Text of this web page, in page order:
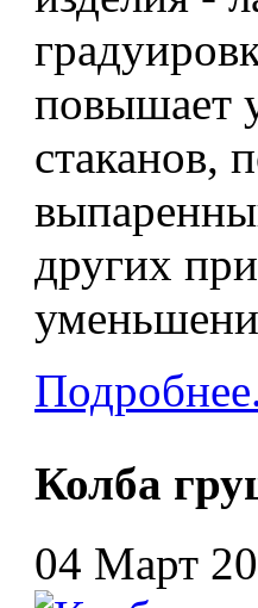
повышает
стаканов,
других
Колба
04 Март